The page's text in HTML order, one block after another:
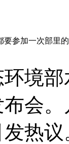
要参加一次部里
境
会
热议